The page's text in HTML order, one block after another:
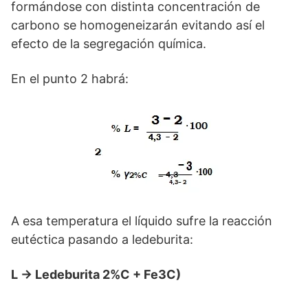
formándose con distinta concentración de
carbono se homogeneizarán evitando así el
efecto de la segregación química.
En el punto 2 habrá:
A esa temperatura el líquido sufre la reacción
eutéctica pasando a ledeburita:
L → Ledeburita 2%C + Fe3C)